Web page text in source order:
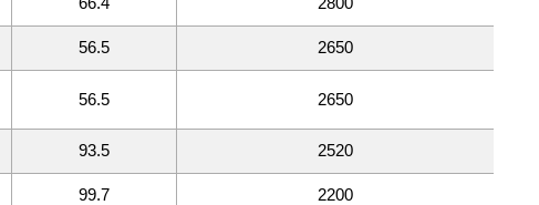
56.5 2650
56.5 2650
93.5 2520
99.7 2200